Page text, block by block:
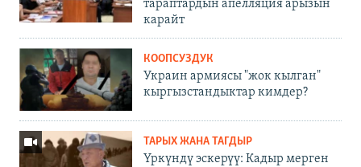
тараптардын апелляция арызын
карайт
КООПСУЗДУК
Украин армиясы "жок кылган"
кыргызстандыктар кимдер?
ТАРЫХ ЖАНА ТАГДЫР
Үркүндү эскерүү: Кадыр мерген